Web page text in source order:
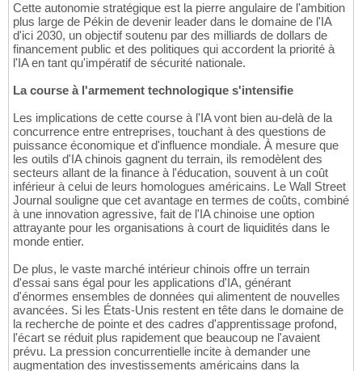
Cette autonomie stratégique est la pierre angulaire de l'ambition
plus large de Pékin de devenir leader dans le domaine de l'IA
d'ici 2030, un objectif soutenu par des milliards de dollars de
financement public et des politiques qui accordent la priorité à
l'IA en tant qu'impératif de sécurité nationale.
La course à l'armement technologique s'intensifie
Les implications de cette course à l'IA vont bien au-delà de la
concurrence entre entreprises, touchant à des questions de
puissance économique et d'influence mondiale. À mesure que
les outils d'IA chinois gagnent du terrain, ils remodèlent des
secteurs allant de la finance à l'éducation, souvent à un coût
inférieur à celui de leurs homologues américains. Le Wall Street
Journal souligne que cet avantage en termes de coûts, combiné
à une innovation agressive, fait de l'IA chinoise une option
attrayante pour les organisations à court de liquidités dans le
monde entier.
De plus, le vaste marché intérieur chinois offre un terrain
d'essai sans égal pour les applications d'IA, générant
d'énormes ensembles de données qui alimentent de nouvelles
avancées. Si les États-Unis restent en tête dans le domaine de
la recherche de pointe et des cadres d'apprentissage profond,
l'écart se réduit plus rapidement que beaucoup ne l'avaient
prévu. La pression concurrentielle incite à demander une
augmentation des investissements américains dans la